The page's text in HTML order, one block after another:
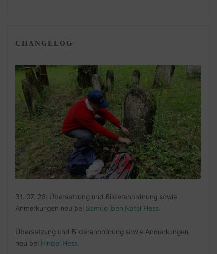
CHANGELOG
31. 07. 26: Übersetzung und Bilderanordnung sowie
Anmerkungen neu bei Samuel ben Natel Hess
Übersetzung und Bilderanordnung sowie Anmerkungen
neu bei Hindel Hess